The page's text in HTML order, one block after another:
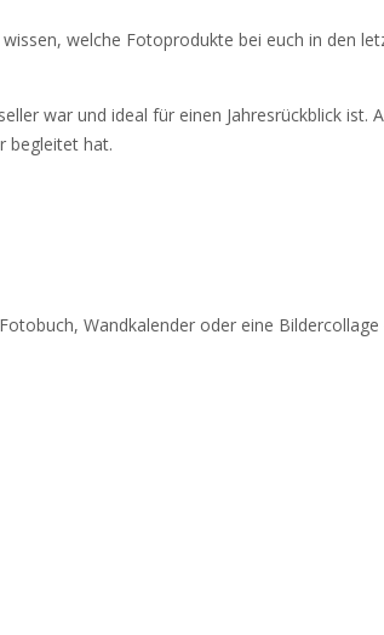
welche Fotoprodukte bei euch in den
war und ideal für einen Jahresrückblick
begleitet hat.
Wandkalender oder eine